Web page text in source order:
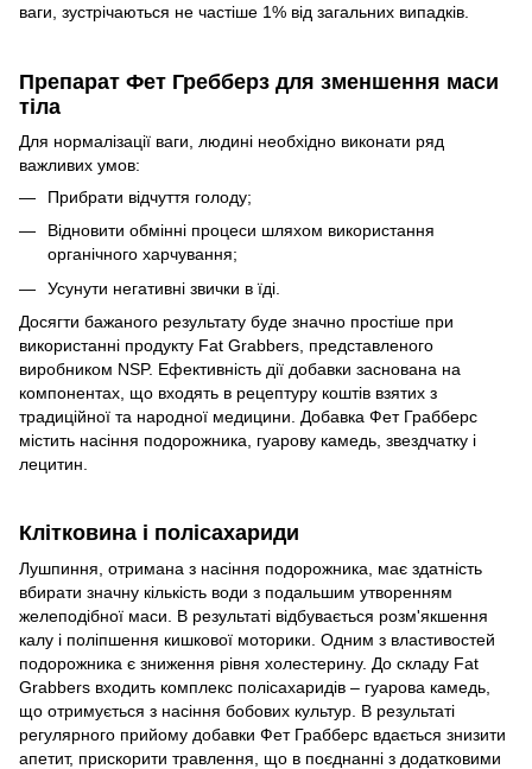
ваги, зустрічаються не частіше 1% від загальних випадків.
Препарат Фет Гребберз для зменшення маси
тіла
Для нормалізації ваги, людині необхідно виконати ряд
важливих умов:
Прибрати відчуття голоду;
Відновити обмінні процеси шляхом використання
органічного харчування;
Усунути негативні звички в їді.
Досягти бажаного результату буде значно простіше при
використанні продукту Fat Grabbers, представленого
виробником NSP. Ефективність дії добавки заснована на
компонентах, що входять в рецептуру коштів взятих з
традиційної та народної медицини. Добавка Фет Грабберс
містить насіння подорожника, гуарову камедь, звездчатку і
лецитин.
Клітковина і полісахариди
Лушпиння, отримана з насіння подорожника, має здатність
вбирати значну кількість води з подальшим утворенням
желеподібної маси. В результаті відбувається розм'якшення
калу і поліпшення кишкової моторики. Одним з властивостей
подорожника є зниження рівня холестерину. До складу Fat
Grabbers входить комплекс полісахаридів – гуарова камедь,
що отримується з насіння бобових культур. В результаті
регулярного прийому добавки Фет Грабберс вдається знизити
апетит, прискорити травлення, що в поєднанні з додатковими